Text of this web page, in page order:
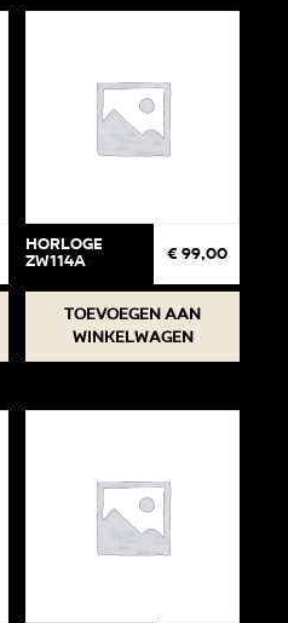
Horloge
ZW114A € 99,00
Toevoegen aan
winkelwagen